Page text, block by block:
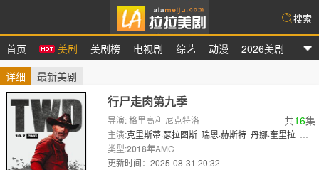
首页 美剧 美剧榜 电视剧 综艺 动漫 2026美剧
搜索
详细 最新美剧
行尸走肉第九季
共16集
导演: 格里高利·尼克特洛
主演:克里斯蒂·瑟拉图斯 瑞恩·赫斯特 丹娜·奎里拉
克·麦克格温 萨曼莎·莫顿·
类型:2018年AMC
更新时间：2025-08-31 20:32